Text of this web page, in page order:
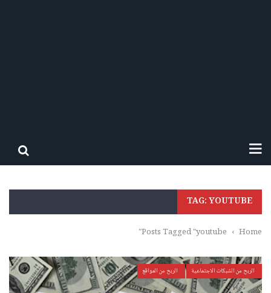
TAG: YOUTUBE
Home
›
Posts Tagged "youtube"
الربح من الشبكات الاجتماعية الربح من المواقع